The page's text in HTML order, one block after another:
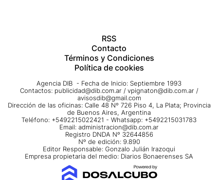
RSS
Contacto
Términos y Condiciones
Política de cookies
Agencia DIB - Fecha de Inicio: Septiembre 1993
Contactos: publicidad@dib.com.ar / vpignaton@dib.com.ar /
avisosdib@gmail.com
Dirección de las oficinas: Calle 48 Nº 726 Piso 4, La Plata; Provincia
de Buenos Aires, Argentina
Teléfono: +5492215022421 - Whatsapp: +5492215031783
Email: administracion@dib.com.ar
Registro DNDA Nº 32644856
Nº de edición: 9.890
Editor Responsable: Gonzalo Julián Irazoqui
Empresa propietaria del medio: Diarios Bonaerenses SA